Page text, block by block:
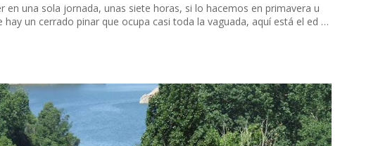
en una sola jornada, unas siete horas, si lo hacemos en primavera u
un cerrado pinar que ocupa casi toda la vaguada, aquí está el ed …